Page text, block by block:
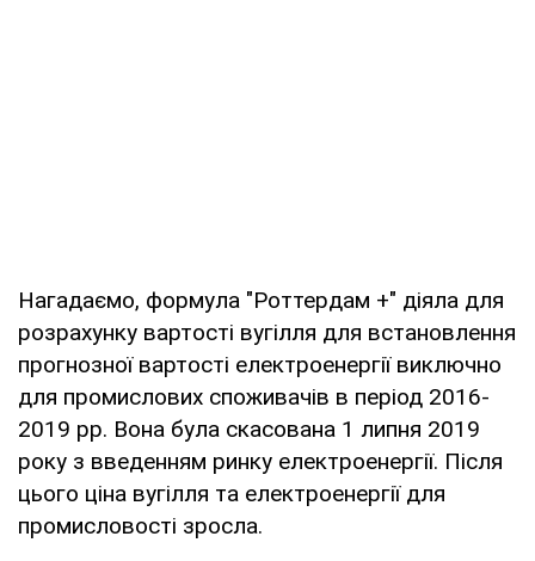
Нагадаємо, формула "Роттердам +" діяла для
розрахунку вартості вугілля для встановлення
прогнозної вартості електроенергії виключно
для промислових споживачів в період 2016-
2019 рр. Вона була скасована 1 липня 2019
року з введенням ринку електроенергії. Після
цього ціна вугілля та електроенергії для
промисловості зросла.